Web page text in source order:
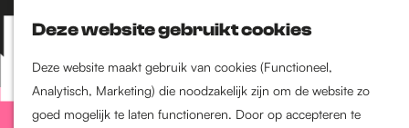
Deze website gebruikt cookies
Deze website maakt gebruik van cookies (Functioneel,
Analytisch, Marketing) die noodzakelijk zijn om de website zo
goed mogelijk te laten functioneren. Door op accepteren te
Z
o
e
k
K
a
a
r
M
e
Nijmegen-Nieuw-West
Nijmegen-Oud-West
Dukenburg
Lindenholt